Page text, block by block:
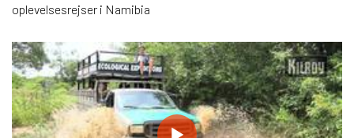
oplevelsesrejser i Namibia